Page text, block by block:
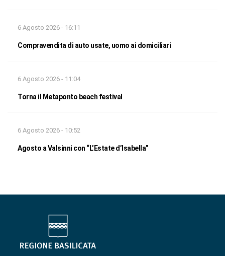
6 Agosto 2026 - 16:11
Compravendita di auto usate, uomo ai domiciliari
6 Agosto 2026 - 11:04
Torna il Metaponto beach festival
6 Agosto 2026 - 10:52
Agosto a Valsinni con “L’Estate d’Isabella”